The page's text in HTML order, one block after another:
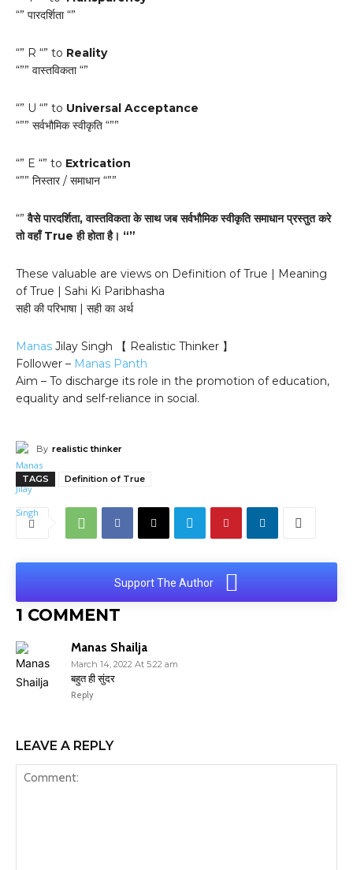
“” पारदर्शिता “”
“” R “” to Reality
“”” वास्तविकता “”
“” U “” to Universal Acceptance
“”” सर्वभौमिक स्वीकृति “””
“” E “” to Extrication
“”” निस्तार / समाधान “””
“”वैसे पारदर्शिता, वास्तविकता के साथ जब सर्वभौमिक स्वीकृति समाधान प्रस्तुत करे
तो वहाँ True ही होता है। “”
These valuable are views on Definition of True | Meaning
of True | Sahi Ki Paribhasha
सही की परिभाषा | सही का अर्थ
Manas Jilay Singh 【 Realistic Thinker 】
Follower – Manas Panth
Aim – To discharge its role in the promotion of education,
equality and self-reliance in social.
By realistic thinker
TAGS Definition of True
Support The Author
1 COMMENT
Manas Shailja
March 14, 2022 At 5:22 am
बहुत ही सुंदर
Reply
LEAVE A REPLY